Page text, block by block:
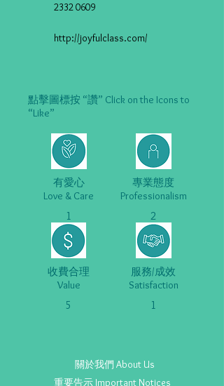
2332 0609
http://joyfulclass.com/
點擊圖標按 “讚” Click on the Icons to
“Like”
有愛心
Love & Care
專業態度
Professionalism
1 2
收費合理
Value
服務/成效
Satisfaction
5 1
關於我們 About Us
重要告示 Important Notices